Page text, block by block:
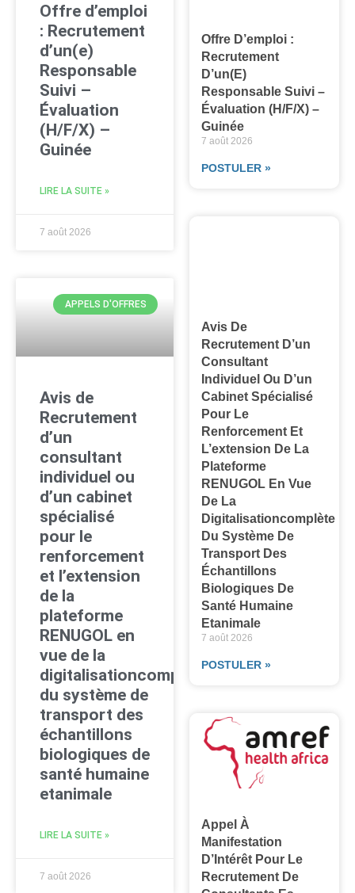
Offre d’emploi
: Recrutement
d’un(e)
Responsable
Suivi –
Évaluation
(H/F/X) –
Guinée
LIRE LA SUITE »
7 août 2026
APPELS D'OFFRES
Avis de
Recrutement
d’un
consultant
individuel ou
d’un cabinet
spécialisé
pour le
renforcement
et l’extension
de la
plateforme
RENUGOL en
vue de la
digitalisationcomplète
du système de
transport des
échantillons
biologiques de
santé humaine
etanimale
LIRE LA SUITE »
7 août 2026
Offre D’emploi :
Recrutement
D’un(e)
Responsable Suivi –
Évaluation (H/F/X) –
Guinée
7 août 2026
POSTULER »
Avis De
Recrutement D’un
Consultant
Individuel Ou D’un
Cabinet Spécialisé
Pour Le
Renforcement Et
L’extension De La
Plateforme
RENUGOL En Vue
De La
Digitalisationcomplète
Du Système De
Transport Des
Échantillons
Biologiques De
Santé Humaine
Etanimale
7 août 2026
POSTULER »
Appel À
Manifestation
D’Intérêt Pour Le
Recrutement De